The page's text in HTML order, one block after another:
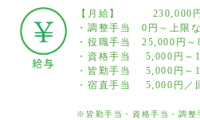
【月給】 230,000円
・調整手当 0円～上限
・役職手当 25,000円～
・資格手当 5,000円～
・皆勤手当 5,000円～
・宿直手当 5,000円／
※皆勤手当・資格手当・調整